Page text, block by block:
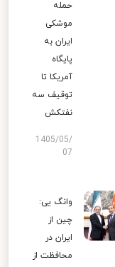
حمله
موشکی
ایران به
پایگاه
آمریکا تا
توقیف سه
نفتکش
1405/05/
07
وانگ یی:
چین از
ایران در
محافظت از